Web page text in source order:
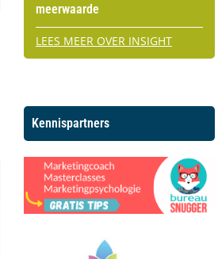
meerwaarde
LEES MEER OVER INSIGHT
Kennispartners